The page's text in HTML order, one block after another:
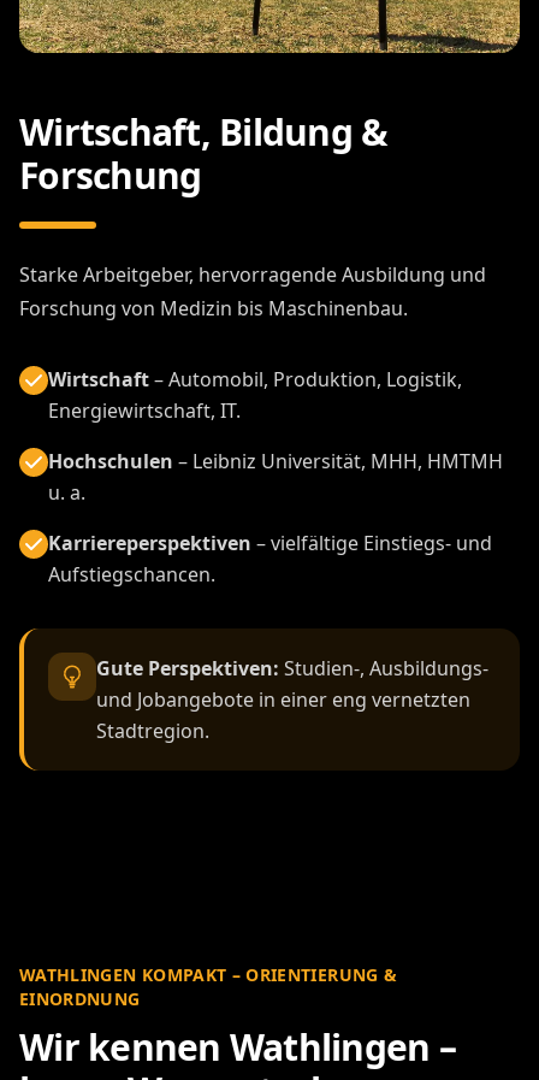
Wirtschaft, Bildung &
Forschung
Starke Arbeitgeber, hervorragende Ausbildung und
Forschung von Medizin bis Maschinenbau.
Wirtschaft– Automobil, Produktion, Logistik,
Energiewirtschaft, IT.
Hochschulen – Leibniz Universität, MHH, HMTMH
u. a.
Karriereperspektiven – vielfältige Einstiegs- und
Aufstiegschancen.
Gute Perspektiven: Studien-, Ausbildungs-
und Jobangebote in einer eng vernetzten
Stadtregion.
WATHLINGEN KOMPAKT – ORIENTIERUNG &
EINORDNUNG
Wir kennen Wathlingen –